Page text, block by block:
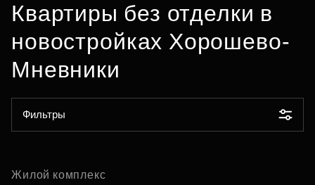
Квартиры без отделки в
новостройках Хорошево-
Мневники
Фильтры
Жилой комплекс